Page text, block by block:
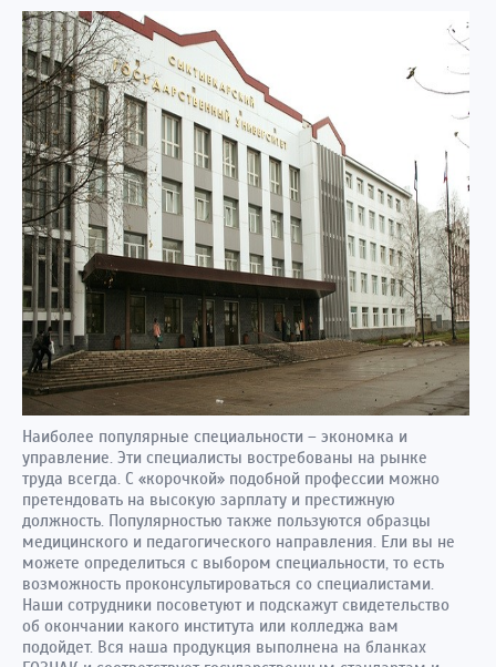
Наиболее популярные специальности – экономка и
управление. Эти специалисты востребованы на рынке
труда всегда. С «корочкой» подобной профессии можно
претендовать на высокую зарплату и престижную
должность. Популярностью также пользуются образцы
медицинского и педагогического направления. Ели вы не
можете определиться с выбором специальности, то есть
возможность проконсультироваться со специалистами.
Наши сотрудники посоветуют и подскажут свидетельство
об окончании какого института или колледжа вам
подойдет. Вся наша продукция выполнена на бланках